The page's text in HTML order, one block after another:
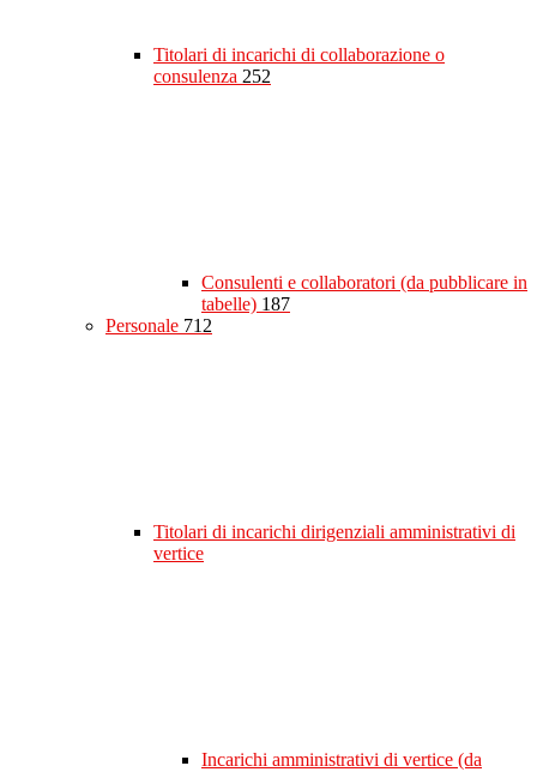
Titolari di incarichi di collaborazione o
consulenza 252
Consulenti e collaboratori (da pubblicare in
tabelle) 187
Personale 712
Titolari di incarichi dirigenziali amministrativi di
vertice
Incarichi amministrativi di vertice (da